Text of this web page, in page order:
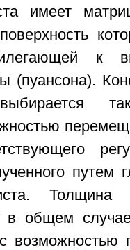
имеет
к
(пуансона).
выбирается
путем
Толщина
в общем